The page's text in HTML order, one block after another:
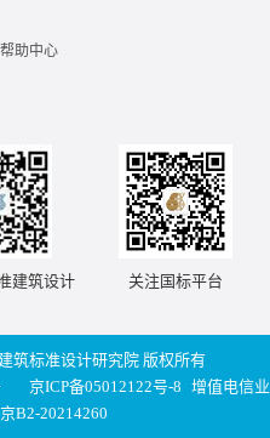
帮助中心
建筑设计 关注国标平台
筑标准设计研究院 版权所有
京ICP备05012122号-8 增值电信业
B2-20214260